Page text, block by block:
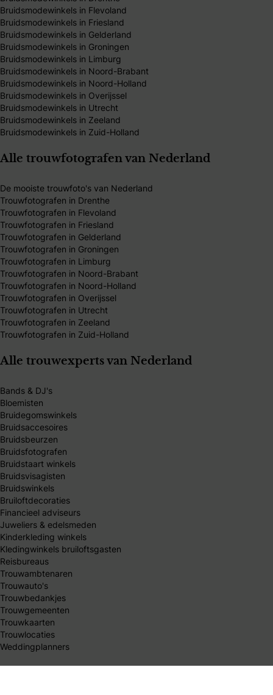
Bruidsmodewinkels in Flevoland
Bruidsmodewinkels in Friesland
Bruidsmodewinkels in Gelderland
Bruidsmodewinkels in Groningen
Bruidsmodewinkels in Limburg
Bruidsmodewinkels in Noord-Brabant
Bruidsmodewinkels in Noord-Holland
Bruidsmodewinkels in Overijssel
Bruidsmodewinkels in Utrecht
Bruidsmodewinkels in Zeeland
Bruidsmodewinkels in Zuid-Holland
Alle trouwfotografen van Nederland
De mooiste trouwfoto's van Nederland
Trouwfotografen in Drenthe
Trouwfotografen in Flevoland
Trouwfotografen in Friesland
Trouwfotografen in Gelderland
Trouwfotografen in Groningen
Trouwfotografen in Limburg
Trouwfotografen in Noord-Brabant
Trouwfotografen in Noord-Holland
Trouwfotografen in Overijssel
Trouwfotografen in Utrecht
Trouwfotografen in Zeeland
Trouwfotografen in Zuid-Holland
Alle trouwexperts van Nederland
Bands & DJ's
Bloemisten
Bruidegomswinkels
Bruidsaccesoires
Bruidsbeurzen
Bruidsfotografen
Bruidstaart winkels
Bruidsvisagisten
Bruidswinkels
Bruiloftdecoraties
Financieel adviseurs
Juweliers & edelsmeden
Kinderkleding winkels
Kledingwinkels bruiloftsgasten
Reisbureaus
Trouwambtenaren
Trouwauto's
Trouwbedankjes
Trouwgemeenten
Trouwkaarten
Trouwlocaties
Weddingplanners